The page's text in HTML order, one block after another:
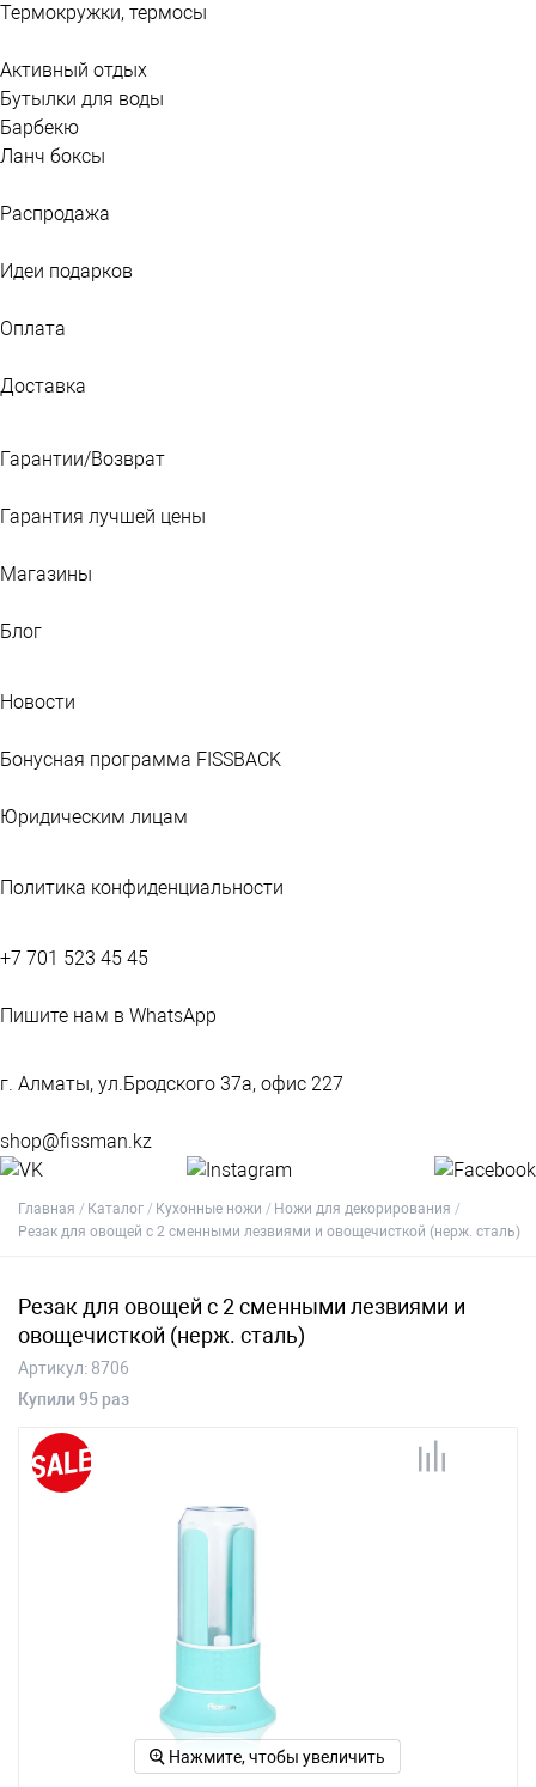
Термокружки, термосы
Активный отдых
Бутылки для воды
Барбекю
Ланч боксы
Распродажа
Идеи подарков
Оплата
Доставка
Гарантии/Возврат
Гарантия лучшей цены
Магазины
Блог
Новости
Бонусная программа FISSBACK
Юридическим лицам
Политика конфиденциальности
+7 701 523 45 45
Пишите нам в WhatsApp
г. Алматы, ул.Бродского 37а, офис 227
shop@fissman.kz
Главная Каталог Кухонные ножи
Ножи для декорирования
Резак для овощей с 2 сменными лезвиями и овощечисткой (нерж. сталь)
Резак для овощей с 2 сменными лезвиями и
овощечисткой (нерж. сталь)
Артикул: 8706
Купили 95 раз
Нажмите, чтобы увеличить